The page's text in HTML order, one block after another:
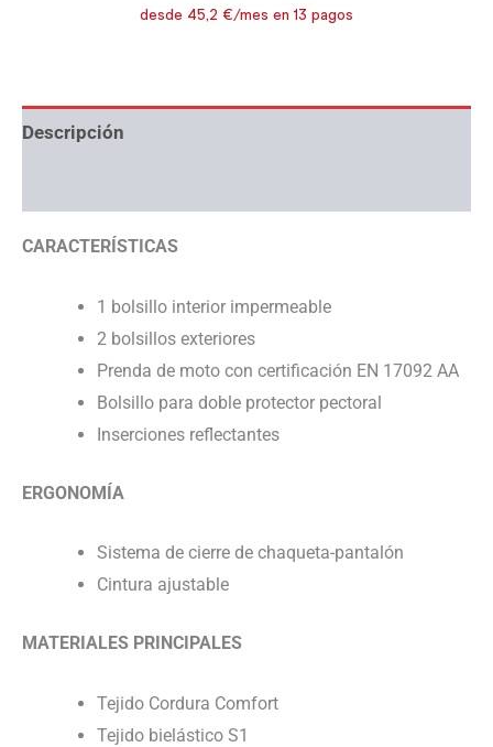
Descripción
CARACTERÍSTICAS
1 bolsillo interior impermeable
2 bolsillos exteriores
Prenda de moto con certificación EN 17092 AA
Bolsillo para doble protector pectoral
Inserciones reflectantes
ERGONOMÍA
Sistema de cierre de chaqueta-pantalón
Cintura ajustable
MATERIALES PRINCIPALES
Tejido Cordura Comfort
Tejido bielástico S1